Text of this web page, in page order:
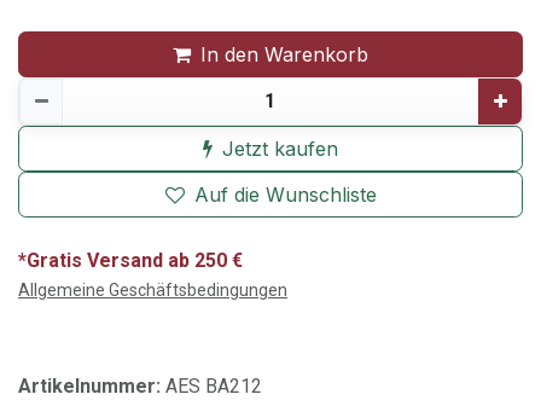
In den Warenkorb
Jetzt kaufen
Auf die Wunschliste
*Gratis Versand ab 250 €
Allgemeine Geschäftsbedingungen
Artikelnummer: AES BA212